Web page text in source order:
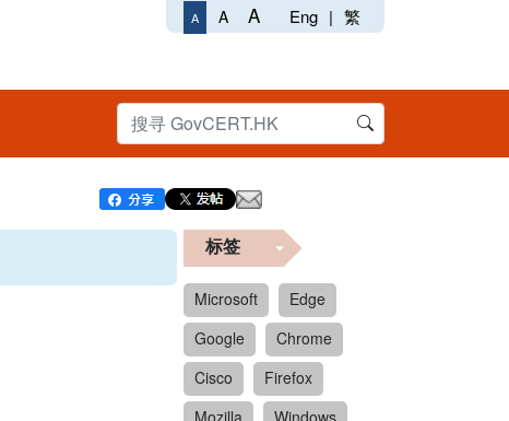
A A A Eng | 繁
标签
Microsoft
Edge
Google
Chrome
Cisco
Firefox
Mozilla
Windows